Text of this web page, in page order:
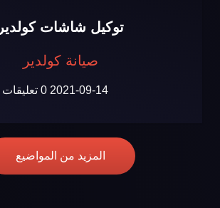
توكيل شاشات كولدير
صيانة كولدير
2021-09-14 0 تعليقات
المزيد من المواضيع